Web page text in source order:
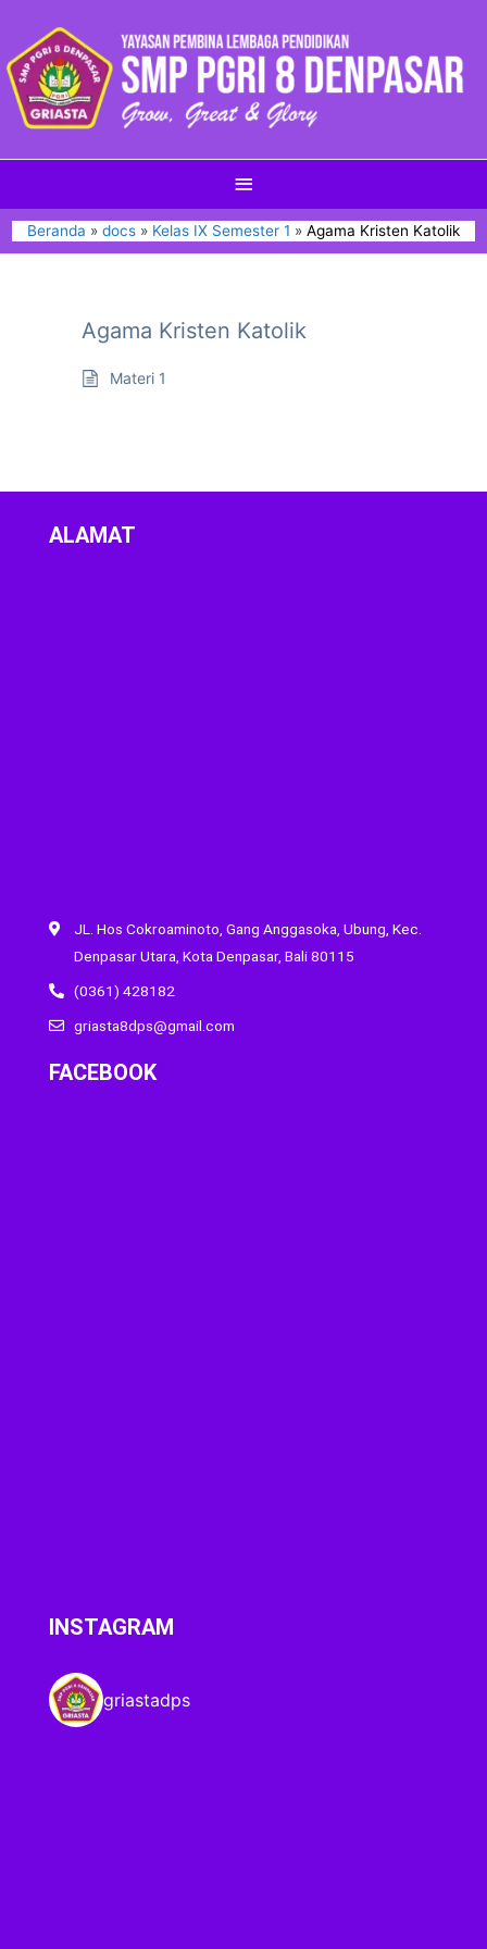
Beranda docs Kelas IX Semester 1 Agama Kristen Katolik
Agama Kristen Katolik
Materi 1
ALAMAT
JL. Hos Cokroaminoto, Gang Anggasoka, Ubung, Kec.
Denpasar Utara, Kota Denpasar, Bali 80115
(0361) 428182
griasta8dps@gmail.com
FACEBOOK
INSTAGRAM
griastadps